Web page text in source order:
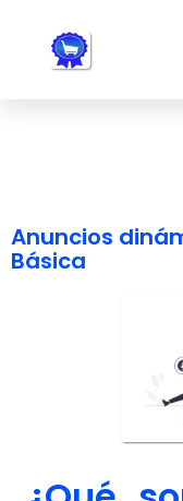
accesibilidad.
Anuncios
Básica